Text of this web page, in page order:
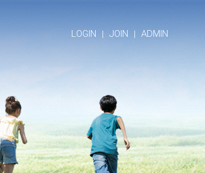
LOGIN JOIN ADMIN